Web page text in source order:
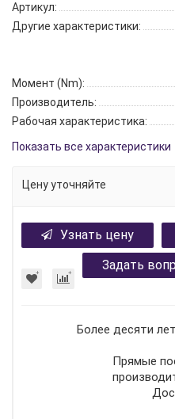
Артикул:
Другие характеристики:
Момент (Nm):
Производитель:
Рабочая характеристика:
Показать все характеристики
Цену уточняйте
Узнать цену
Задать
Более десяти
Прямые